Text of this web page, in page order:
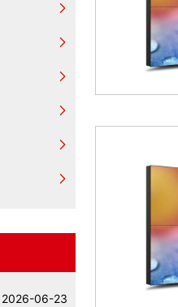
2026-06-23